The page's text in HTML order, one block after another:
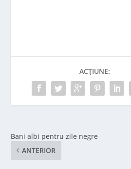
ACȚIUNE:
Bani albi pentru zile negre
ANTERIOR